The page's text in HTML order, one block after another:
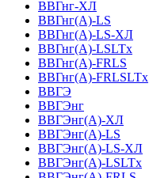
ВВГнг-ХЛ
ВВГнг(А)-LS
ВВГнг(А)-LS-ХЛ
ВВГнг(А)-LSLTx
ВВГнг(А)-FRLS
ВВГнг(А)-FRLSLTx
ВВГЭ
ВВГЭнг
ВВГЭнг(A)-ХЛ
ВВГЭнг(А)-LS
ВВГЭнг(А)-LS-ХЛ
ВВГЭнг(А)-LSLTx